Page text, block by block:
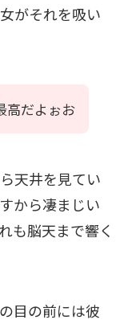
がそれを吸い
高だよぉお
天井を見てい
から凄まじい
も脳天まで響く
目の前には彼